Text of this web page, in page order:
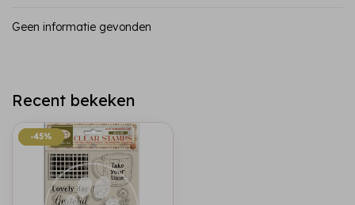
Geen informatie gevonden
Recent bekeken
-45%
-45%